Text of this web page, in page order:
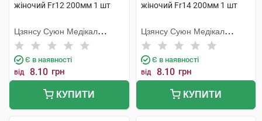
жіночий Fr12 200мм 1 шт
Цзянсу Суюн Медікал
Метіріалс
Є в наявності
від 8.10 грн
КУПИТИ
жіночий Fr14 200мм 1 шт
Цзянсу Суюн Медікал
Метіріалс
Є в наявності
від 8.10 грн
КУПИТИ